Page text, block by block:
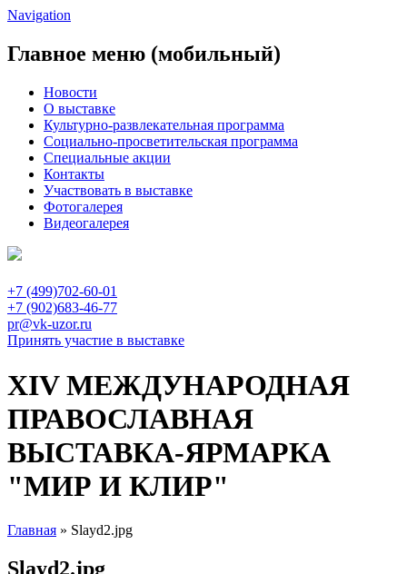
Navigation
Главное меню (мобильный)
Новости
О выставке
Культурно-развлекательная программа
Социально-просветительская программа
Специальные акции
Контакты
Участвовать в выставке
Фотогалерея
Видеогалерея
+7 (499)702-60-01
+7 (902)683-46-77
pr@vk-uzor.ru
Принять участие в выставке
XIV МЕЖДУНАРОДНАЯ
ПРАВОСЛАВНАЯ
ВЫСТАВКА-ЯРМАРКА
"МИР И КЛИР"
Главная » Slayd2.jpg
Slayd2.jpg